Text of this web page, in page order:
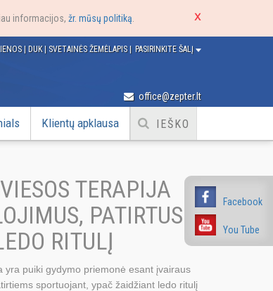
informacijos, žr. mūsų politiką
Facebook
You Tube
PASIRINKITE ŠALĮ
| DUK | SVETAINĖS ŽEMĖLAPIS |
office@zepter.lt
Klientų apklausa
TERAPIJA
PATIRTUS
RITULĮ
yra puiki gydymo priemonė esant įvairaus
sportuojant, ypač žaidžiant ledo ritulį